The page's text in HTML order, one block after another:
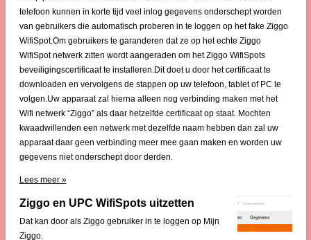
telefoon kunnen in korte tijd veel inlog gegevens onderschept worden
van gebruikers die automatisch proberen in te loggen op het fake Ziggo
WifiSpot.Om gebruikers te garanderen dat ze op het echte Ziggo
WifiSpot netwerk zitten wordt aangeraden om het Ziggo WifiSpots
beveiligingscertificaat te installeren.Dit doet u door het certificaat te
downloaden en vervolgens de stappen op uw telefoon, tablet of PC te
volgen.Uw apparaat zal hierna alleen nog verbinding maken met het
Wifi netwerk “Ziggo” als daar hetzelfde certificaat op staat. Mochten
kwaadwillenden een netwerk met dezelfde naam hebben dan zal uw
apparaat daar geen verbinding meer mee gaan maken en worden uw
gegevens niet onderschept door derden.
Lees meer »
Ziggo en UPC WifiSpots uitzetten
Dat kan door als Ziggo gebruiker in te loggen op Mijn
Ziggo.